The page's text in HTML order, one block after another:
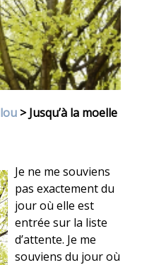
> Jusqu’à la moelle
Je ne me souviens
pas exactement du
jour où elle est
entrée sur la liste
d’attente. Je me
souviens du jour où